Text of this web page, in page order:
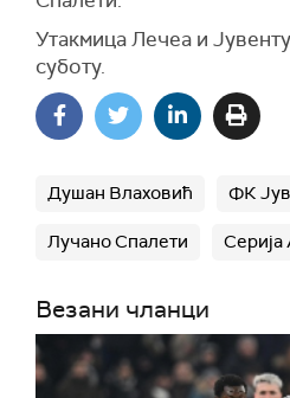
Утакмица Лечеа и
суботу.
Душан Влаховић ФК
Лучано Спалети Серија
Везани чланци